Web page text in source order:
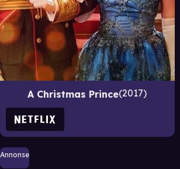
A Christmas Prince 2017
Annonse